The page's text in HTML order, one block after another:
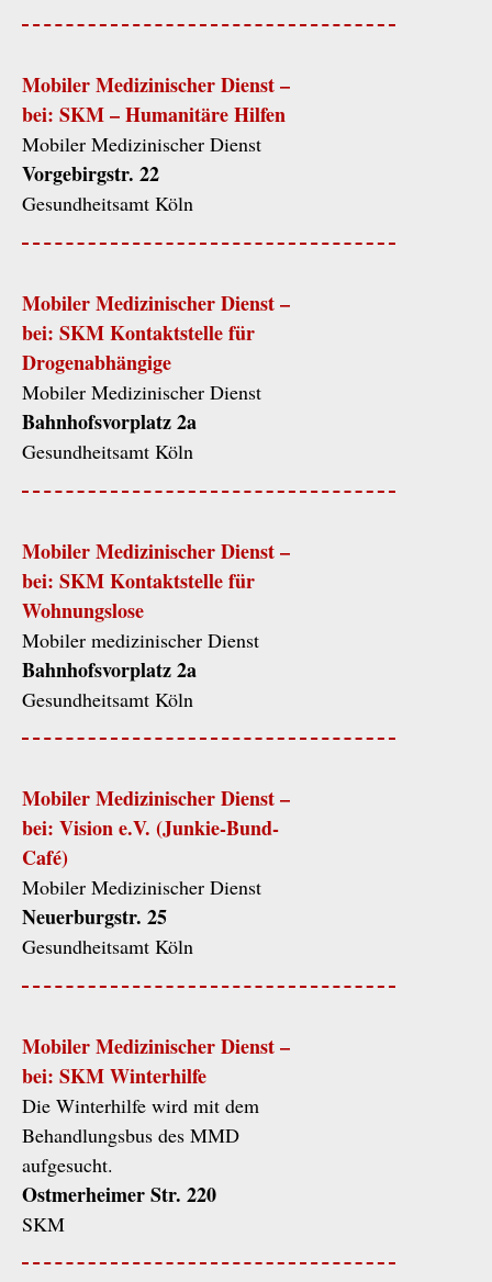
Mobiler Medizinischer Dienst –
bei: SKM – Humanitäre Hilfen
Mobiler Medizinischer Dienst
Vorgebirgstr. 22
Gesundheitsamt Köln
Mobiler Medizinischer Dienst –
bei: SKM Kontaktstelle für
Drogenabhängige
Mobiler Medizinischer Dienst
Bahnhofsvorplatz 2a
Gesundheitsamt Köln
Mobiler Medizinischer Dienst –
bei: SKM Kontaktstelle für
Wohnungslose
Mobiler medizinischer Dienst
Bahnhofsvorplatz 2a
Gesundheitsamt Köln
Mobiler Medizinischer Dienst –
bei: Vision e.V. (Junkie-Bund-
Café)
Mobiler Medizinischer Dienst
Neuerburgstr. 25
Gesundheitsamt Köln
Mobiler Medizinischer Dienst –
bei: SKM Winterhilfe
Die Winterhilfe wird mit dem
Behandlungsbus des MMD
aufgesucht.
Ostmerheimer Str. 220
SKM